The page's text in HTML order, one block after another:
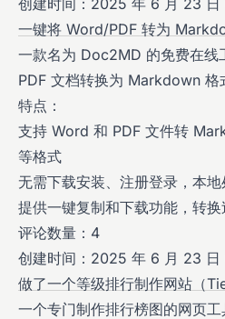
一键将 Word/PDF 转为
一款名为 Doc2MD 的免费在线
PDF 文档转换为 Markdown 格
特点：
支持 Word 和 PDF 文件转
等格式
无需下载安装、注册登录，本
提供一键复制和下载功能，转
评论数量：4
创建时间：2025 年 6 月 23
做了一个等级排行制作网站（
一个专门制作排行榜图的网页